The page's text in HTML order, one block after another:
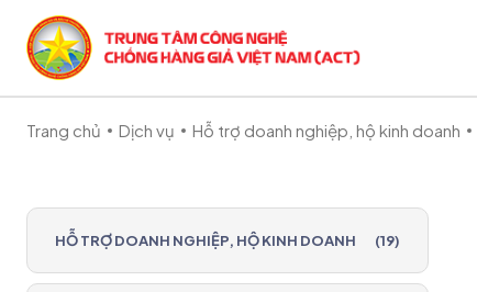
Trang chủ Dịch vụ Hỗ trợ doanh nghiệp, hộ kinh doanh
HỖ TRỢ DOANH NGHIỆP, HỘ KINH DOANH (19)